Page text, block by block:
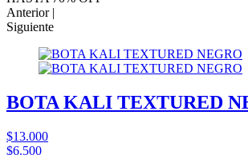
Anterior |
Siguiente
BOTA KALI TEXTURED
$13.000
$6.500